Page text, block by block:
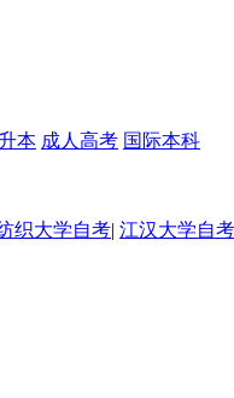
本 成人高考 国际本科
织大学自考| 江汉大学自考